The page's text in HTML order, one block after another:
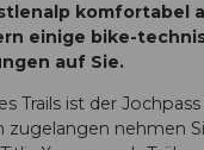
komfortabel
einige bike-
auf Sie.
Trails ist der
zugelangen nehmen